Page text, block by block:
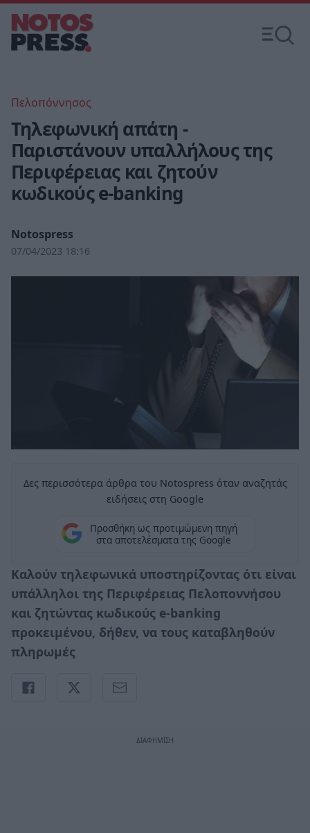
Πελοπόννησος
Τηλεφωνική απάτη -
Παριστάνουν υπαλλήλους της
Περιφέρειας και ζητούν
κωδικούς e-banking
Notospress
07/04/2023 18:16
Δες περισσότερα άρθρα του Notospress όταν αναζητάς
ειδήσεις στη Google
Προσθήκη ως προτιμώμενη πηγή
στα αποτελέσματα της Google
Καλούν τηλεφωνικά υποστηρίζοντας ότι είναι
υπάλληλοι της Περιφέρειας Πελοποννήσου
και ζητώντας κωδικούς e-banking
προκειμένου, δήθεν, να τους καταβληθούν
πληρωμές